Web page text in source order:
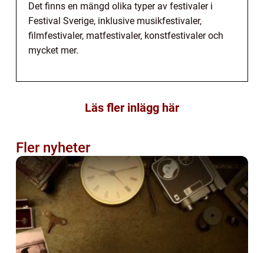
Det finns en mängd olika typer av festivaler i
Festival Sverige, inklusive musikfestivaler,
filmfestivaler, matfestivaler, konstfestivaler och
mycket mer.
Läs fler inlägg här
Fler nyheter